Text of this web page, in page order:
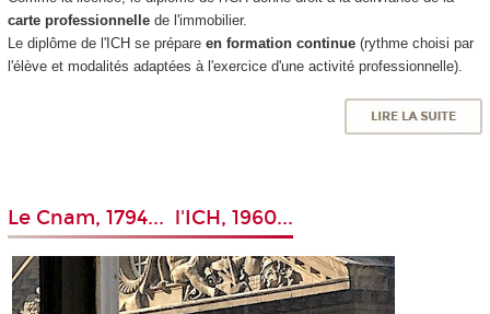
carte professionnelle de l'immobilier.
Le diplôme de l'ICH se prépare en formation continue (rythme choisi par
l'élève et modalités adaptées à l'exercice d'une activité professionnelle).
Le Cnam, 1794... l'ICH, 1960...